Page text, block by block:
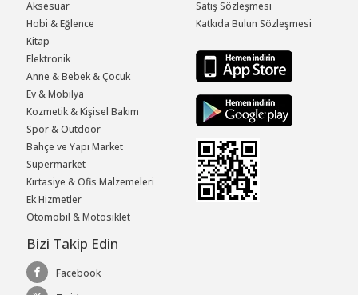
Aksesuar
Hobi & Eğlence
Kitap
Elektronik
Anne & Bebek & Çocuk
Ev & Mobilya
Kozmetik & Kişisel Bakım
Spor & Outdoor
Bahçe ve Yapı Market
Süpermarket
Kırtasiye & Ofis Malzemeleri
Ek Hizmetler
Otomobil & Motosiklet
Satış Sözleşmesi
Katkıda Bulun Sözleşmesi
Bizi Takip Edin
Facebook